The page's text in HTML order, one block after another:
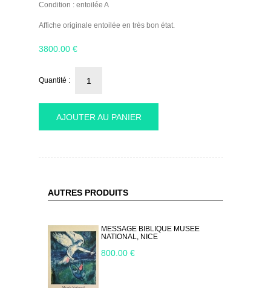
Condition : entoilée A
Affiche originale entoilée en très bon état.
3800.00 €
Quantité :
AJOUTER AU PANIER
AUTRES PRODUITS
MESSAGE BIBLIQUE MUSEE
NATIONAL, NICE
800.00 €